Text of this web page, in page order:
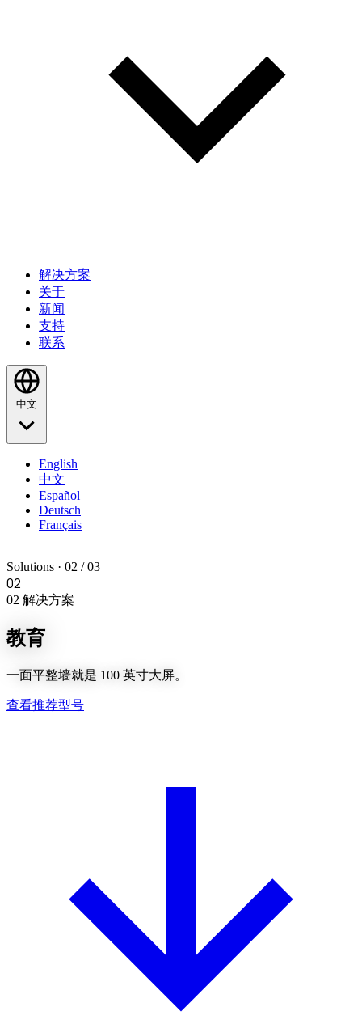
解决方案
关于
新闻
支持
联系
中文
English
中文
Español
Deutsch
Français
Solutions · 02 / 03
02
02 解决方案
教育
一面平整墙就是 100 英寸大屏。
查看推荐型号